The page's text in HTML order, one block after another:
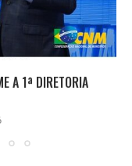
A 1ª DIRETORIA